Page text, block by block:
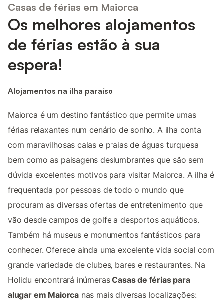
Casas de férias em Maiorca
Os melhores alojamentos
de férias estão à sua
espera!
Alojamentos na ilha paraíso
Maiorca é um destino fantástico que permite umas
férias relaxantes num cenário de sonho. A ilha conta
com maravilhosas calas e praias de águas turquesa
bem como as paisagens deslumbrantes que são sem
dúvida excelentes motivos para visitar Maiorca. A ilha é
frequentada por pessoas de todo o mundo que
procuram as diversas ofertas de entretenimento que
vão desde campos de golfe a desportos aquáticos.
Também há museus e monumentos fantásticos para
conhecer. Oferece ainda uma excelente vida social com
grande variedade de clubes, bares e restaurantes. Na
Holidu encontrará inúmerasCasas de férias para
alugar em Maiorca nas mais diversas localizações: